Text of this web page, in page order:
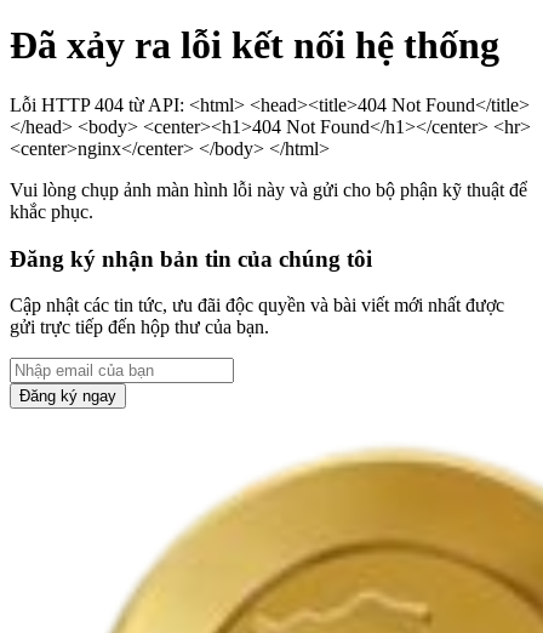
Đã xảy ra lỗi kết nối hệ thống
Lỗi HTTP 404 từ API: <html> <head><title>404 Not Found</title>
</head> <body> <center><h1>404 Not Found</h1></center> <hr>
<center>nginx</center> </body> </html>
Vui lòng chụp ảnh màn hình lỗi này và gửi cho bộ phận kỹ thuật để
khắc phục.
Đăng ký nhận bản tin của chúng tôi
Cập nhật các tin tức, ưu đãi độc quyền và bài viết mới nhất được
gửi trực tiếp đến hộp thư của bạn.
Đăng ký ngay